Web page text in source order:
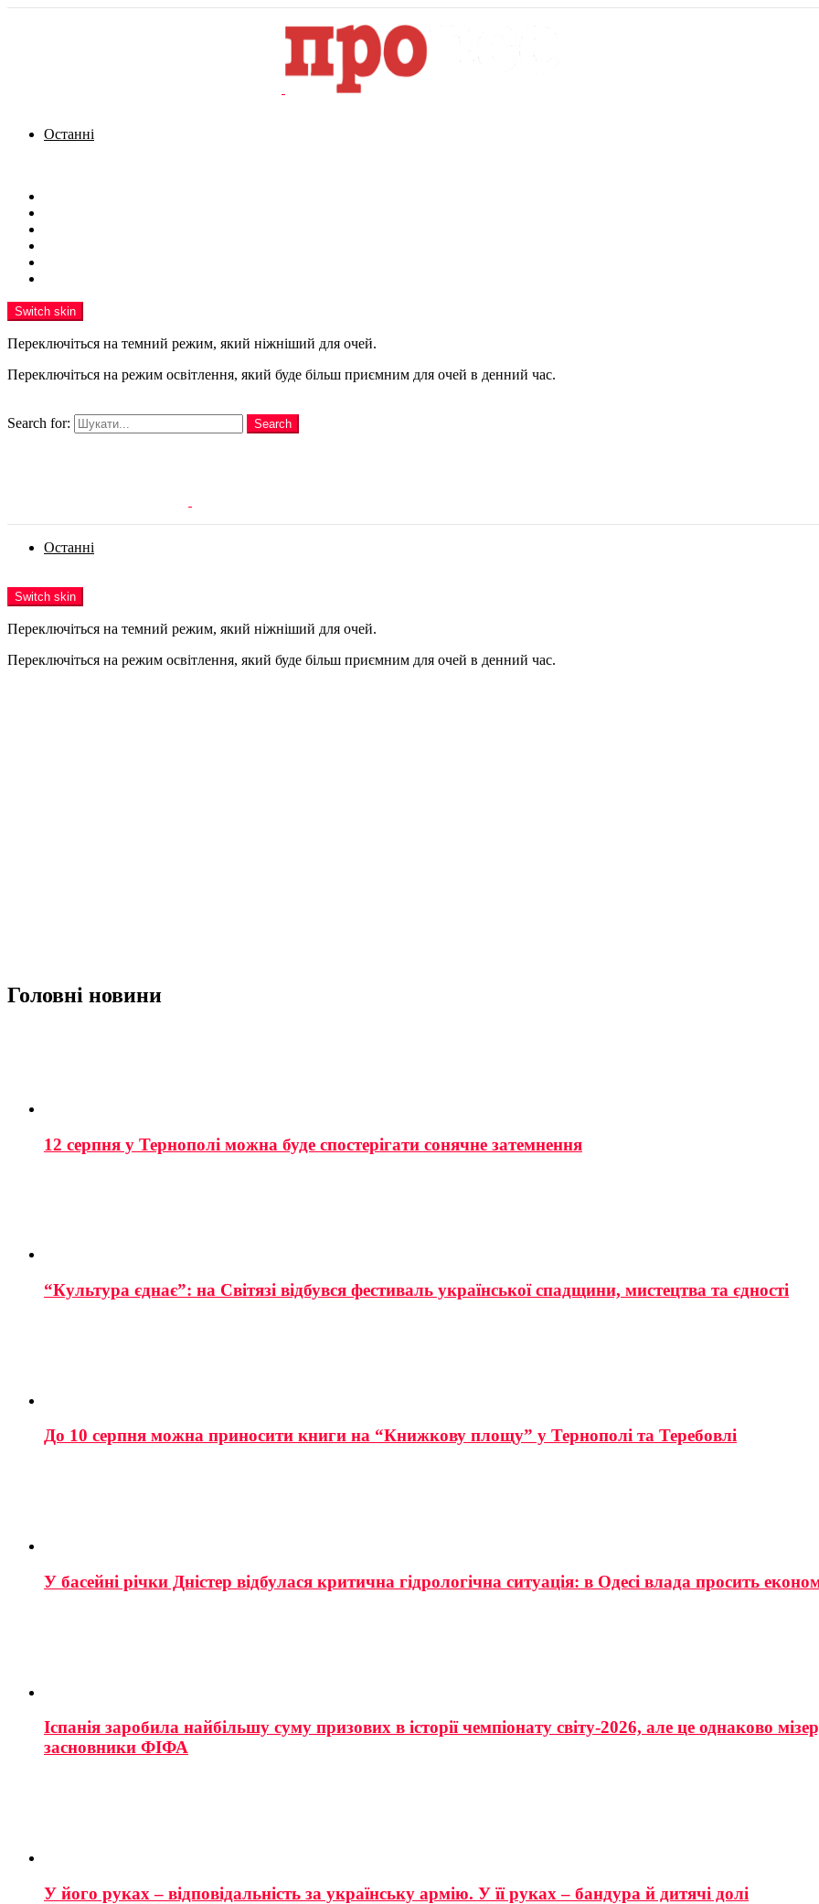
Останні
Switch skin
Переключіться на темний режим, який ніжніший для очей.
Переключіться на режим освітлення, який буде більш приємним для очей в денний час.
Search for:
Search
Останні
Switch skin
Переключіться на темний режим, який ніжніший для очей.
Переключіться на режим освітлення, який буде більш приємним для очей в денний час.
Головні новини
12 серпня у Тернополі можна буде спостерігати сонячне затемнення
“Культура єднає”: на Світязі відбувся фестиваль української спадщини, мистецтва та єдності
До 10 серпня можна приносити книги на “Книжкову площу” у Тернополі та Теребовлі
У басейні річки Дністер відбулася критична гідрологічна ситуація: в Одесі влада просить
Іспанія заробила найбільшу суму призових в історії чемпіонату світу-2026, але це однаково
засновники ФІФА
У його руках – відповідальність за українську армію. У її руках – бандура й дитячі долі